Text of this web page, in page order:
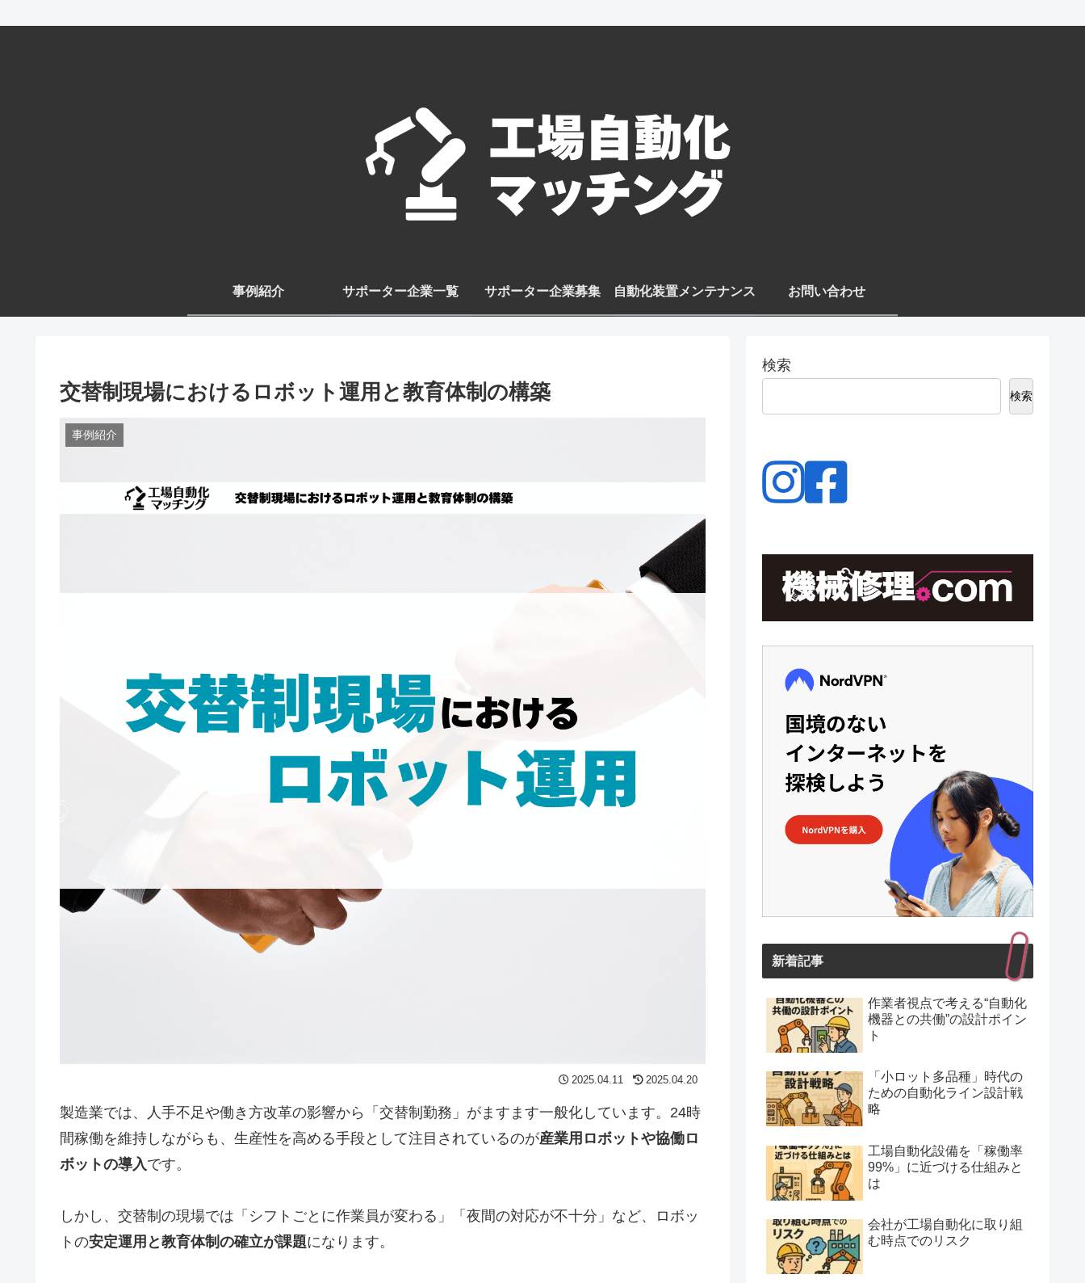
事例紹介 サポーター企業一覧 サポーター企業募集 自動化装置メンテナンス お問い合わせ
交替制現場におけるロボット運用と教育体制の構築
事例紹介
2025.04.11 2025.04.20
製造業では、人手不足や働き方改革の影響から「交替制勤務」がますます一般化しています。24時
間稼働を維持しながらも、生産性を高める手段として注目されているのが産業用ロボットや協働ロ
ボットの導入です。
しかし、交替制の現場では「シフトごとに作業員が変わる」「夜間の対応が不十分」など、ロボッ
トの安定運用と教育体制の確立が課題になります。
検索
検索
新着記事
作業者視点で考える“自動化
機器との共働”の設計ポイン
ト
「小ロット多品種」時代の
ための自動化ライン設計戦
略
工場自動化設備を「稼働率
99%」に近づける仕組みと
は
会社が工場自動化に取り組
む時点でのリスク